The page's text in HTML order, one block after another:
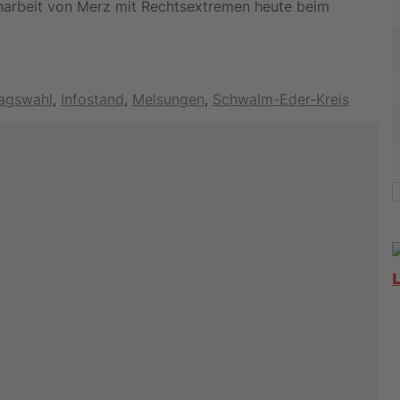
von Merz mit Rechtsextremen heute beim
, Infostand, Melsungen, Schwalm-Eder-Kreis